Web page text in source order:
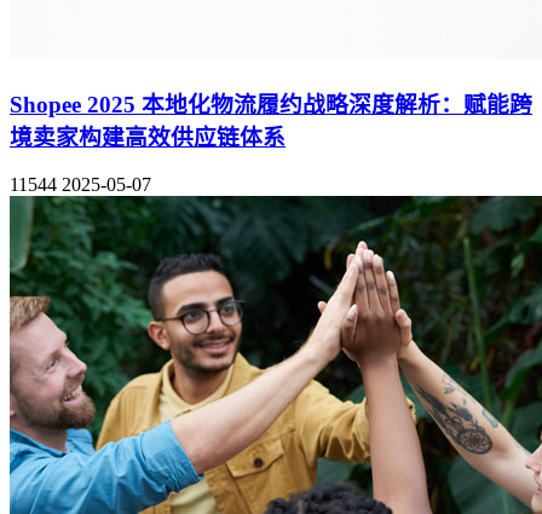
Shopee 2025 本地化物流履约战略深度解析：赋能跨
境卖家构建高效供应链体系
11544 2025-05-07